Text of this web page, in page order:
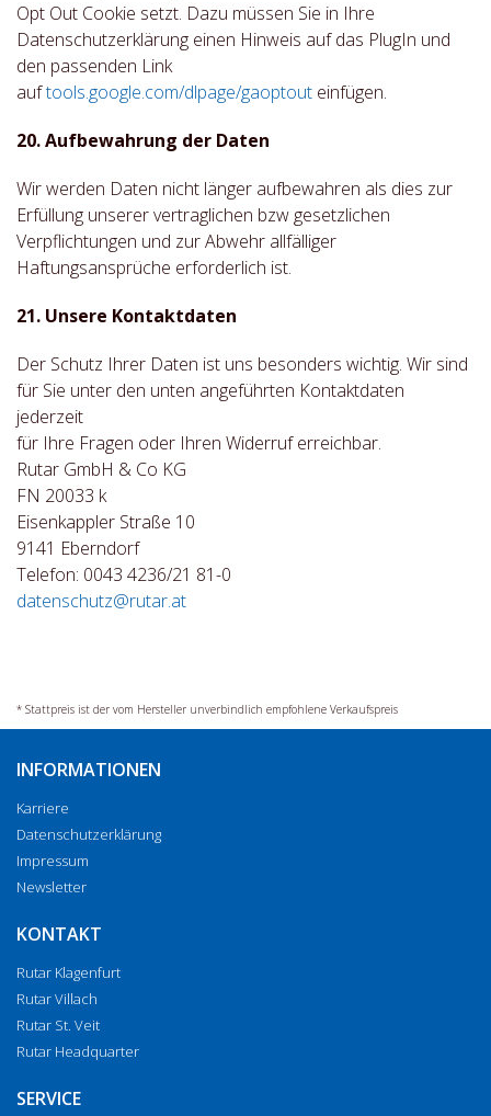
Opt Out Cookie setzt. Dazu müssen Sie in Ihre
Datenschutzerklärung einen Hinweis auf das PlugIn und
den passenden Link
auftools.google.com/dlpage/gaoptout einfügen.
20. Aufbewahrung der Daten
Wir werden Daten nicht länger aufbewahren als dies zur
Erfüllung unserer vertraglichen bzw gesetzlichen
Verpflichtungen und zur Abwehr allfälliger
Haftungsansprüche erforderlich ist.
21. Unsere Kontaktdaten
Der Schutz Ihrer Daten ist uns besonders wichtig. Wir sind
für Sie unter den unten angeführten Kontaktdaten
jederzeit
für Ihre Fragen oder Ihren Widerruf erreichbar.
Rutar GmbH & Co KG
FN 20033 k
Eisenkappler Straße 10
9141 Eberndorf
Telefon: 0043 4236/21 81-0
datenschutz@rutar.at
* Stattpreis ist der vom Hersteller unverbindlich empfohlene Verkaufspreis
INFORMATIONEN
Karriere
Datenschutzerklärung
Impressum
Newsletter
KONTAKT
Rutar Klagenfurt
Rutar Villach
Rutar St. Veit
Rutar Headquarter
SERVICE